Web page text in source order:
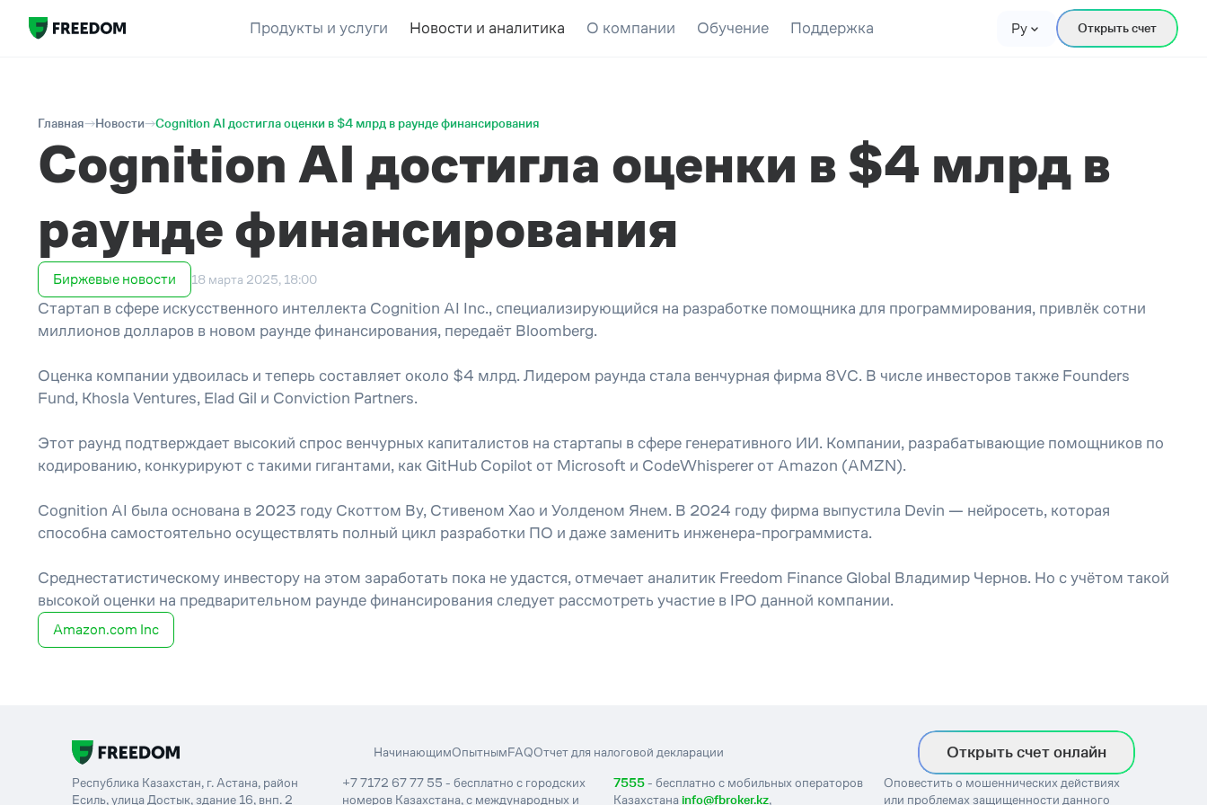
Продукты и услуги Новости и аналитика О компании Обучение Поддержка Ру Открыть счет
Главная Новости Cognition AI достигла оценки в $4 млрд в раунде финансирования
Cognition AI достигла оценки в $4 млрд в
раунде финансирования
Биржевые новости 18 марта 2025, 18:00
Стартап в сфере искусственного интеллекта Cognition AI Inc., специализирующийся на разработке помощника для программирования, привлёк сотни
миллионов долларов в новом раунде финансирования, передаёт Bloomberg.
Оценка компании удвоилась и теперь составляет около $4 млрд. Лидером раунда стала венчурная фирма 8VC. В числе инвесторов также Founders
Fund, Khosla Ventures, Elad Gil и Conviction Partners.
Этот раунд подтверждает высокий спрос венчурных капиталистов на стартапы в сфере генеративного ИИ. Компании, разрабатывающие помощников по
кодированию, конкурируют с такими гигантами, как GitHub Copilot от Microsoft и CodeWhisperer от Amazon (AMZN).
Cognition AI была основана в 2023 году Скоттом Ву, Стивеном Хао и Уолденом Янем. В 2024 году фирма выпустила Devin — нейросеть, которая
способна самостоятельно осуществлять полный цикл разработки ПО и даже заменить инженера-программиста.
Среднестатистическому инвестору на этом заработать пока не удастся, отмечает аналитик Freedom Finance Global Владимир Чернов. Но с учётом такой
высокой оценки на предварительном раунде финансирования следует рассмотреть участие в IPO данной компании.
Amazon.com Inc
НачинающимОпытнымFAQОтчет для налоговой декларации Открыть счет онлайн
Республика Казахстан, г. Астана, район
Есиль, улица Достык, здание 16, внп. 2
+7 7172 67 77 55 - бесплатно с городских
номеров Казахстана, с международных и
7555- бесплатно с мобильных операторов
Казахстанаinfo@fbroker.kz,
Оповестить о мошеннических действиях
или проблемах защищенности данного